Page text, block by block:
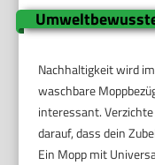
Nachhaltigkeit wird
waschbare
interessant.
darauf, dass dein
Ein Mopp mit